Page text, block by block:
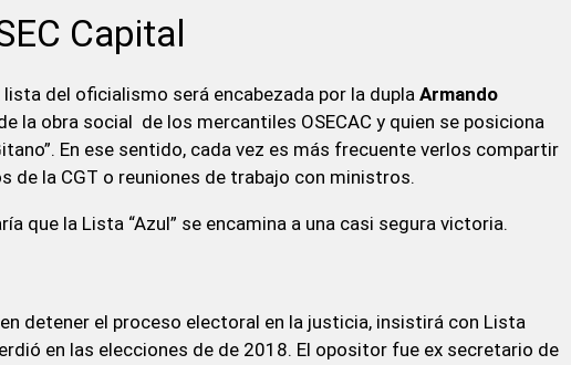
Capital
del oficialismo será encabezada por la dupla Armando
la obra social de los mercantiles OSECAC y quien se posiciona
En ese sentido, cada vez es más frecuente verlos compartir
de la CGT o reuniones de trabajo con ministros.
que la Lista “Azul” se encamina a una casi segura victoria.
detener el proceso electoral en la justicia, insistirá con Lista
en las elecciones de de 2018. El opositor fue ex secretario de